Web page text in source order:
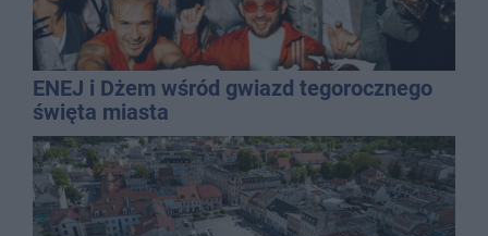
ENEJ i Dżem wśród gwiazd tegorocznego
święta miasta